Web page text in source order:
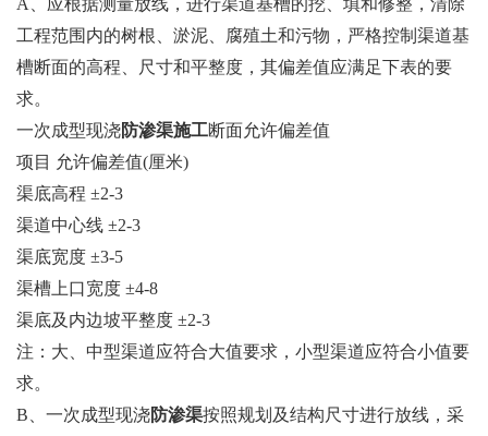
A、应根据测量放线，进行渠道基槽的挖、填和修整，清除
工程范围内的树根、淤泥、腐殖土和污物，严格控制渠道基
槽断面的高程、尺寸和平整度，其偏差值应满足下表的要
求。
一次成型现浇防渗渠施工断面允许偏差值
项目 允许偏差值(厘米)
渠底高程 ±2-3
渠道中心线 ±2-3
渠底宽度 ±3-5
渠槽上口宽度 ±4-8
渠底及内边坡平整度 ±2-3
注：大、中型渠道应符合大值要求，小型渠道应符合小值要
求。
B、一次成型现浇防渗渠按照规划及结构尺寸进行放线，采